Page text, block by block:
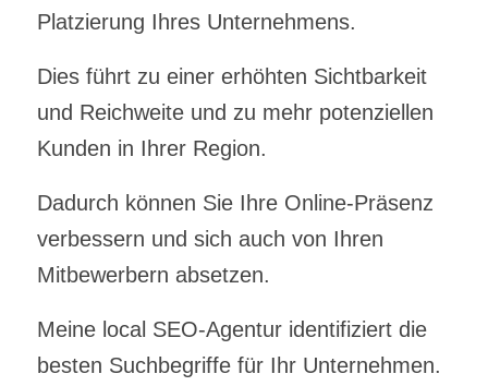
Platzierung Ihres Unternehmens.
Dies führt zu einer erhöhten Sichtbarkeit
und Reichweite und zu mehr potenziellen
Kunden in Ihrer Region.
Dadurch können Sie Ihre Online-Präsenz
verbessern und sich auch von Ihren
Mitbewerbern absetzen.
Meine local SEO-Agentur identifiziert die
besten Suchbegriffe für Ihr Unternehmen.